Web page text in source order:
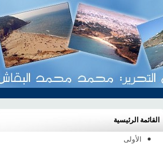
القائمة الرئيسية
الأولى